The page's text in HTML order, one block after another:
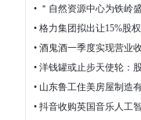
• 酒鬼酒一季度实现营业
• 山东鲁工住美房屋制造
• 抖音收购英国音乐人工